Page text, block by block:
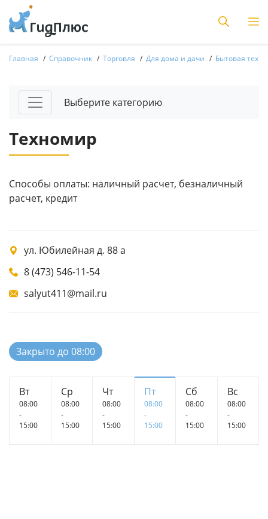
Главная Справочник Торговля Для дома и дачи Бытовая
Выберите категорию
Техномир
Способы оплаты: наличный расчет, безналичный
расчет, кредит
ул. Юбилейная д. 88 а
8 (473) 546-11-54
salyut411@mail.ru
Закрыто до 08:00
Вт
08:00
-
15:00
Ср
08:00
-
15:00
Чт
08:00
-
15:00
Пт
08:00
-
15:00
Сб
08:00
-
15:00
Вс
08:00
-
15:00